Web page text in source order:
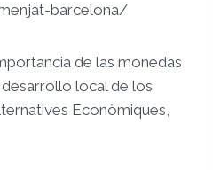
barcelona/
de las monedas
local de los
Econòmiques,